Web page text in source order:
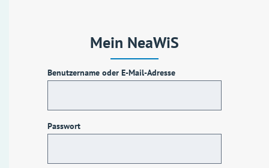
Mein NeaWiS
Benutzername oder E-Mail-Adresse
Passwort